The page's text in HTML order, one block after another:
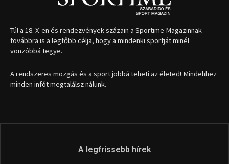
Túl a 18. X-en és rendezvények százain a Sportime Magazinnak
továbbra is a legfőbb célja, hogy a mindenki sportját minél
vonzóbbá tegye.
A rendszeres mozgás és a sport jobbá teheti az életed! Mindehhez
minden infót megtalálsz nálunk.
A legfrissebb hírek